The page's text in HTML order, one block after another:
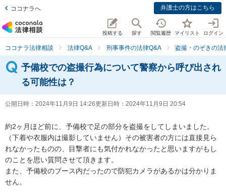
ココナラへ 弁護士の方はこちら
投稿する 探す 閲覧履歴 マイリスト ログイン
ココナラ法律相談 法律Q&A 刑事事件の法律Q&A 盗撮・のぞきの法
予備校での盗撮行為について警察から呼び出され
る可能性は？
公開日時： 2024年11月9日 14:26更新日時： 2024年11月9日 20:54
約2ヶ月ほど前に、予備校で足の部分を盗撮をしてしまいました。
（下着や衣服内は撮影していません）その被害者の方には直接見ら
れなかったものの、目撃者にも気付かれなかったと思いますがもし
のことを思い質問させて頂きます。
また、予備校のブース内だったので防犯カメラがあるかは分かりま
せん。